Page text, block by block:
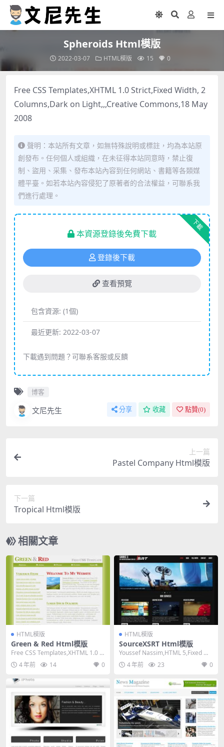
Spheroids Html模版
2022-03-07 HTML模版 15 0
Free CSS Templates,XHTML 1.0 Strict,Fixed Width, 2
Columns,Dark on Light,,,Creative Commons,18 May
2008
聲明：本站所有文章，如無特殊說明或標註，均為本站原
創發布。任何個人或組織，在未征得本站同意時，禁止復
制、盜用、采集、發布本站內容到任何網站、書籍等各類媒
體平臺。如若本站內容侵犯了原著者的合法權益，可聯系我
們進行處理。
下載
本資源登錄後免費下載
登錄後下載
查看預覽
包含資源: (1個)
最近更新: 2022-03-07
下載遇到問題？可聯系客服或反饋
博客
文尼先生 分享 收藏 點贊(0)
上一篇
Pastel Company Html模版
下一篇
Tropical Html模版
相關文章
HTML模版
Green & Red Html模版
Free CSS Templates,XHTML 1.0 St
rict,Fixe...
4 年前 14 0
HTML模版
SourceXSRT Html模版
Youssef Nassim,HTML 5,Fixed Wi
dth, 2 Col...
4 年前 23 0